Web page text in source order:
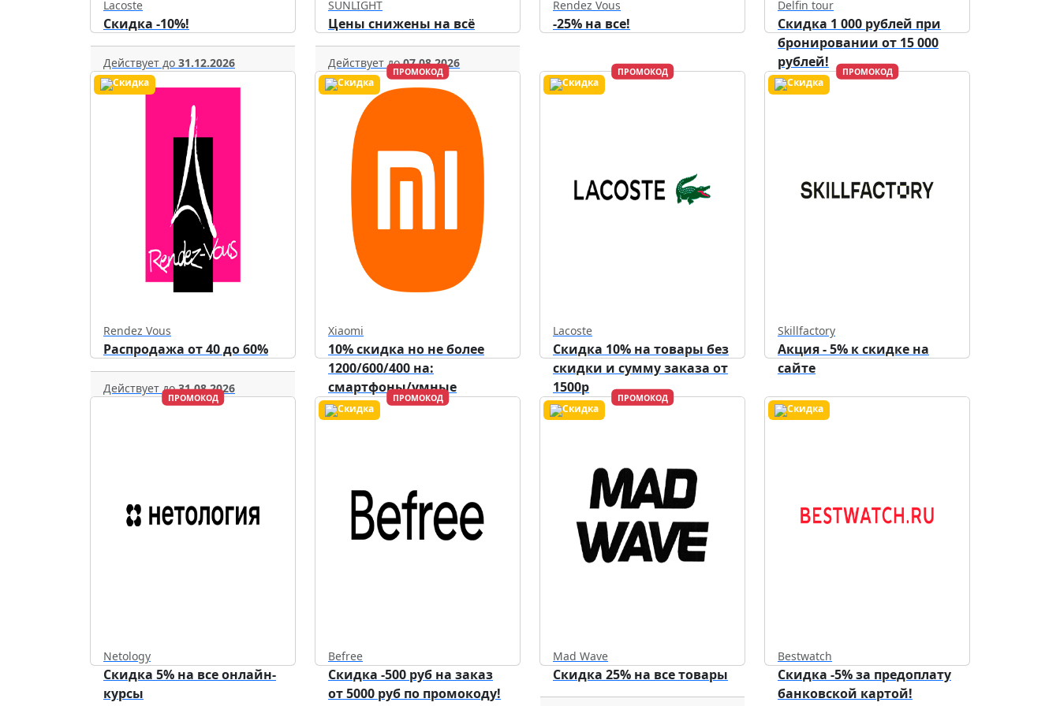
Lacoste
Скидка -10%!
Действует до 31.12.2026
SUNLIGHT
Цены снижены на всё
Действует до07.08.2026
Rendez Vous
-25% на все!
Delfin tour
Скидка 1 000 рублей при
бронировании от 15 000
рублей!
Rendez Vous
Распродажа от 40 до 60%
Действует до31.08.2026
ПРОМОКОД
Xiaomi
10% скидка но не более
1200/600/400 на:
смартфоны/умные
устройства/аксессуары.
ПРОМОКОД
Lacoste
Скидка 10% на товары без
скидки и сумму заказа от
1500р
ПРОМОКОД
Skillfactory
Акция - 5% к скидке на
сайте
ПРОМОКОД
Netology
Скидка 5% на все онлайн-
курсы
ПРОМОКОД
Befree
Скидка -500 руб на заказ
от 5000 руб по промокоду!
ПРОМОКОД
Mad Wave
Скидка 25% на все товары
Bestwatch
Скидка -5% за предоплату
банковской картой!